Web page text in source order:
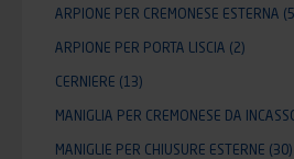
ARPIONE PER CREMONESE ESTERNA
ARPIONE PER PORTA LISCIA (2)
CERNIERE (13)
MANIGLIA PER CREMONESE DA
MANIGLIE PER CHIUSURE ESTERNE (30)